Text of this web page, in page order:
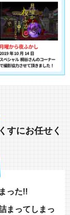
すにお任せく
った!!
まってしまっ